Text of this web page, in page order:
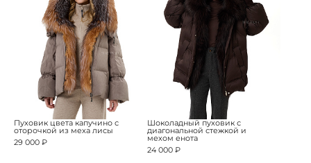
Пуховик цвета капучино с
оторочкой из меха лисы
29 000 ₽
Шоколадный пуховик с
диагональной стежкой и
мехом енота
24 000 ₽